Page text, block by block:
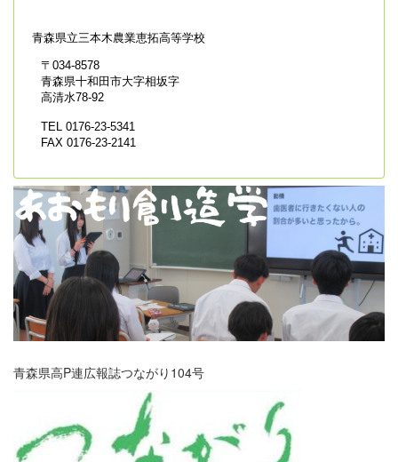
青森県立三本木農業恵拓高等学校
〒034-8578
青森県十和田市大字相坂字
高清水78-92
TEL 0176-23-5341
FAX 0176-23-2141
青森県高P連広報誌つながり104号